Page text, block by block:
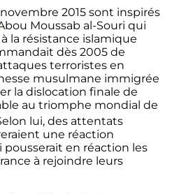
2015 sont inspirés
Moussab al-Souri qui
la résistance islamique
dès 2005 de
terroristes en
musulmane immigrée
la dislocation finale de
au triomphe mondial de
lui, des attentats
une réaction
pousserait en réaction les
à rejoindre leurs